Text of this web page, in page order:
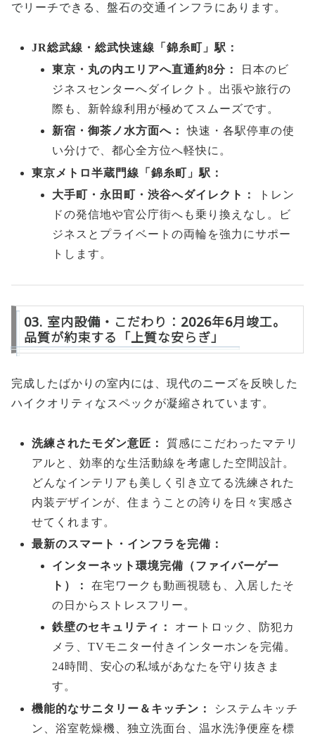
でリーチできる、盤石の交通インフラにあります。
JR総武線・総武快速線「錦糸町」駅：
東京・丸の内エリアへ直通約8分：
日本のビ
ジネスセンターへダイレクト。出張や旅行の
際も、新幹線利用が極めてスムーズです。
新宿・御茶ノ水方面へ：
快速・各駅停車の使
い分けで、都心全方位へ軽快に。
東京メトロ半蔵門線「錦糸町」駅：
大手町・永田町・渋谷へダイレクト：
トレン
ドの発信地や官公庁街へも乗り換えなし。ビ
ジネスとプライベートの両輪を強力にサポー
トします。
03. 室内設備・こだわり：2026年6月竣工。
品質が約束する「上質な安らぎ」
完成したばかりの室内には、現代のニーズを反映した
ハイクオリティなスペックが凝縮されています。
洗練されたモダン意匠：
質感にこだわったマテリ
アルと、効率的な生活動線を考慮した空間設計。
どんなインテリアも美しく引き立てる洗練された
内装デザインが、住まうことの誇りを日々実感さ
せてくれます。
最新のスマート・インフラを完備：
インターネット環境完備（ファイバーゲー
ト）：
在宅ワークも動画視聴も、入居したそ
の日からストレスフリー。
鉄壁のセキュリティ：
オートロック、防犯カ
メラ、TVモニター付きインターホンを完備。
24時間、安心の私域があなたを守り抜きま
す。
機能的なサニタリー＆キッチン：
システムキッチ
ン、浴室乾燥機、独立洗面台、温水洗浄便座を標